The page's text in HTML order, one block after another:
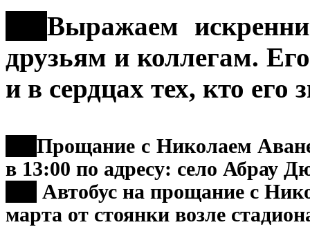
Выражаем
друзьям и коллегам.
и в сердцах тех, кто его
Прощание с Николаем
в 13:00 по адресу: село Абрау
Автобус на прощание с
марта от стоянки возле